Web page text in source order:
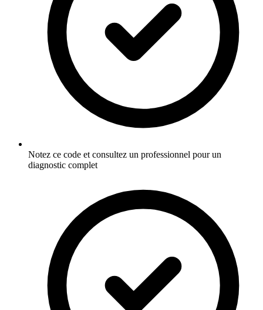
Notez ce code et consultez un professionnel pour un
diagnostic complet